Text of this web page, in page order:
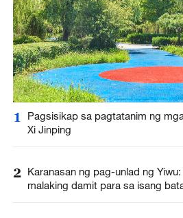
1
Pagsisikap sa pagtatanim ng
Xi Jinping
2 Karanasan ng pag-unlad ng
malaking damit para sa isang